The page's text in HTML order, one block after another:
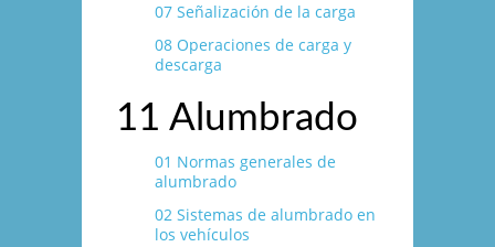
07 Señalización de la carga
08 Operaciones de carga y
descarga
11 Alumbrado
01 Normas generales de
alumbrado
02 Sistemas de alumbrado en
los vehí­culos